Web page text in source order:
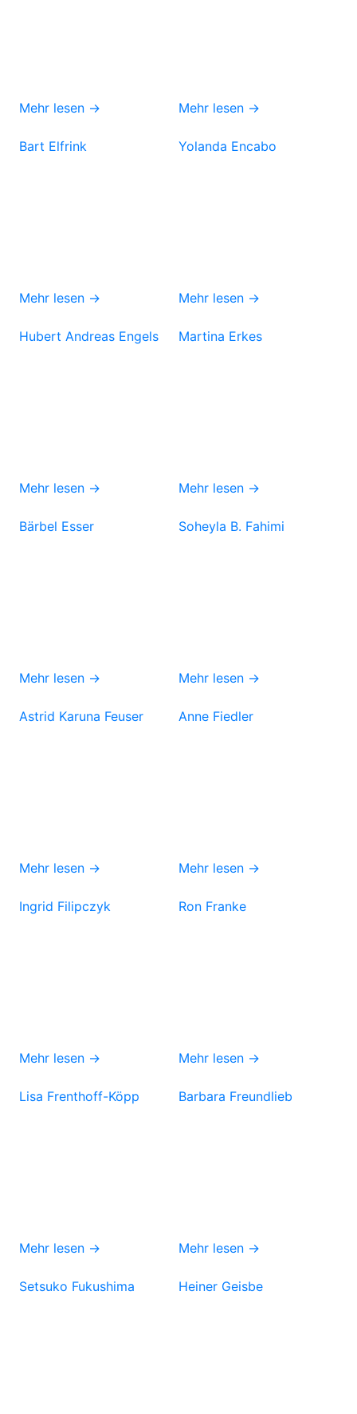
Mehr lesen → Mehr lesen →
Bart Elfrink
Mehr lesen →
Yolanda Encabo
Mehr lesen →
Hubert Andreas Engels
Mehr lesen →
Martina Erkes
Mehr lesen →
Bärbel Esser
Mehr lesen →
Soheyla B. Fahimi
Mehr lesen →
Astrid Karuna Feuser
Mehr lesen →
Anne Fiedler
Mehr lesen →
Ingrid Filipczyk
Mehr lesen →
Ron Franke
Mehr lesen →
Lisa Frenthoff-Köpp
Mehr lesen →
Barbara Freundlieb
Mehr lesen →
Setsuko Fukushima Heiner Geisbe